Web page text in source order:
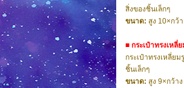
สิ่งของชิ้นเล็กๆ
ขนาด: สูง 10×กว้
■ กระเป๋าทรงเหลี่
กระเป๋าทรงเหลี่ย
ชิ้นเล็กๆ
ขนาด: สูง 9×กว้า